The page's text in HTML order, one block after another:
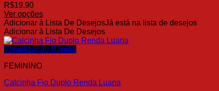
escolhidas
na
página
do
produto
R$19.90
Ver opções
Este
produto
tem
várias
As
podem
Adicionar à Lista De DesejosJá está na lista de desejos
Adicionar à Lista De Desejos
Visualização Rápida
FEMININO
Calcinha Fio Duplo Renda Luana